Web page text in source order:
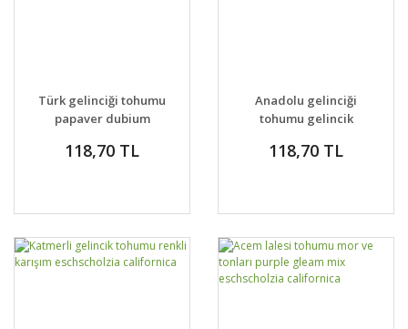
Türk gelinciği tohumu
papaver dubium
118,70 TL
Anadolu gelinciği
tohumu gelincik
118,70 TL